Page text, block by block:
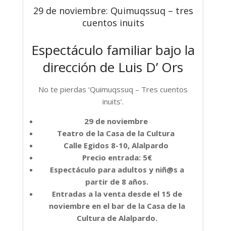
29 de noviembre: Quimuqssuq – tres
cuentos inuits
Espectáculo familiar bajo la
dirección de Luis D’ Ors
No te pierdas ‘Quimuqssuq – Tres cuentos
inuits’.
29 de noviembre
Teatro de la Casa de la Cultura
Calle Egidos 8-10, Alalpardo
Precio entrada: 5€
Espectáculo para adultos y niñ@s a
partir de 8 años.
Entradas a la venta desde el 15 de
noviembre en el bar de la Casa de la
Cultura de Alalpardo.